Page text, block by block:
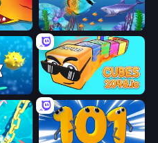
Let Me Eat 2: Feeding Madness
Cubes 2048.io